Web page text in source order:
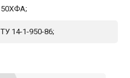
50ХФА;
ТУ 14-1-950-86;